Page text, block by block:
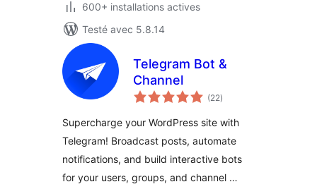
600+ installations actives
Testé avec 5.8.14
Telegram Bot &
Channel
(22notes
en
)
Supercharge your WordPress site with
Telegram! Broadcast posts, automate
notifications, and build interactive bots
for your users, groups, and channel …